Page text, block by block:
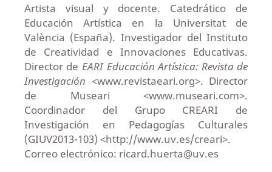
Artista visual y docente. Catedrático de
Educación Artística en la Universitat de
València (España). Investigador del Instituto
de Creatividad e Innovaciones Educativas.
Director de EARI Educación Artística: Revista de
Investigación <www.revistaeari.org>. Director
de Museari <www.museari.com>.
Coordinador del Grupo CREARI de
Investigación en Pedagogías Culturales
(GIUV2013-103) <http://www.uv.es/creari>.
Correo electrónico: ricard.huerta@uv.es